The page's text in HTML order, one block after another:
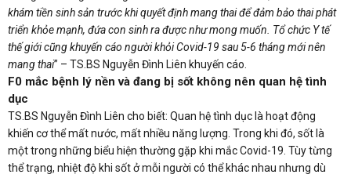
khám tiền sinh sản trước khi quyết định mang thai để đảm bảo thai phát
triển khỏe mạnh, đứa con sinh ra được như mong muốn. Tổ chức Y tế
thế giới cũng khuyến cáo người khỏi Covid-19 sau 5-6 tháng mới nên
mang thai” – TS.BS Nguyễn Đình Liên khuyến cáo.
F0 mắc bệnh lý nền và đang bị sốt không nên quan hệ tình
dục
TS.BS Nguyễn Đình Liên cho biết: Quan hệ tình dục là hoạt động
khiến cơ thể mất nước, mất nhiều năng lượng. Trong khi đó, sốt là
một trong những biểu hiện thường gặp khi mắc Covid-19. Tùy từng
thể trạng, nhiệt độ khi sốt ở mỗi người có thể khác nhau nhưng dù